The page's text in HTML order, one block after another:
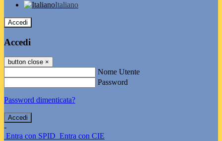
Italiano
Accedi
Accedi
button close ×
Nome Utente
Password
Password dimenticata?
-
Entra con SPID Entra con CIE